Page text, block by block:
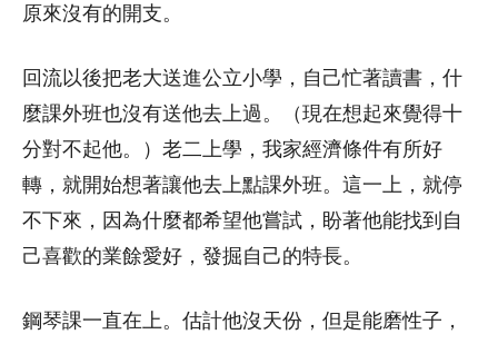
原來沒有的開支。
回流以後把老大送進公立小學，自己忙著讀書，什
麼課外班也沒有送他去上過。（現在想起來覺得十
分對不起他。）老二上學，我家經濟條件有所好
轉，就開始想著讓他去上點課外班。這一上，就停
不下來，因為什麼都希望他嘗試，盼著他能找到自
己喜歡的業餘愛好，發掘自己的特長。
鋼琴課一直在上。估計他沒天份，但是能磨性子，